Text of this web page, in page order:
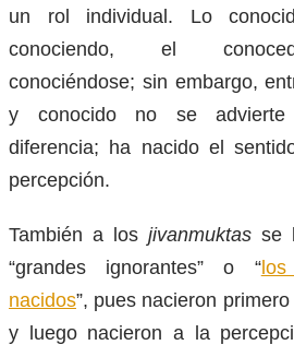
un rol individual. Lo
conociendo, el
conociéndose; sin embargo,
y conocido no se
diferencia; ha nacido el
percepción.
También a losjivanmuktas se
“grandes ignorantes” o “
nacidos”, pues nacieron
y luego nacieron a la